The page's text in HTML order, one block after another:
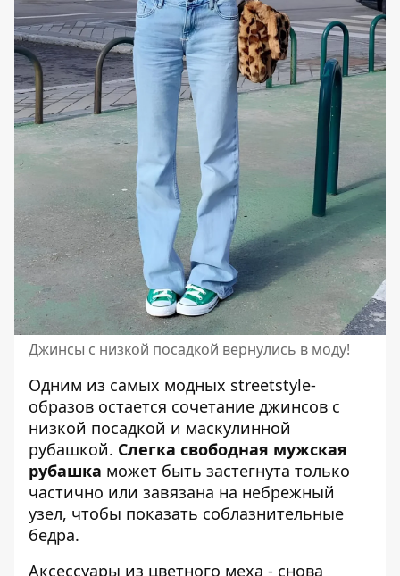
Джинсы с низкой посадкой вернулись в моду!
Одним из самых модных streetstyle-
образов остается сочетание джинсов с
низкой посадкой и маскулинной
рубашкой. Слегка свободная мужская
рубашка может быть застегнута только
частично или завязана на небрежный
узел, чтобы показать соблазнительные
бедра.
Аксессуары из цветного меха - снова